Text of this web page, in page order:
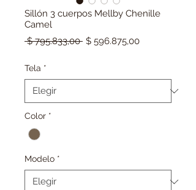
Sillón 3 cuerpos Mellby Chenille
Camel
$ 795.833,00 Precio
$ 596.875,00Precio
Tela *
Color *
Modelo *